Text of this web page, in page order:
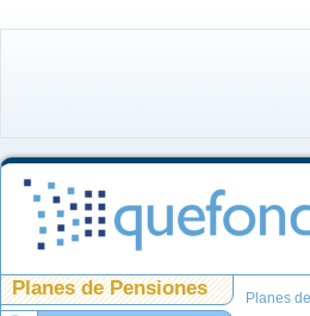
Planes de Pensiones Planes